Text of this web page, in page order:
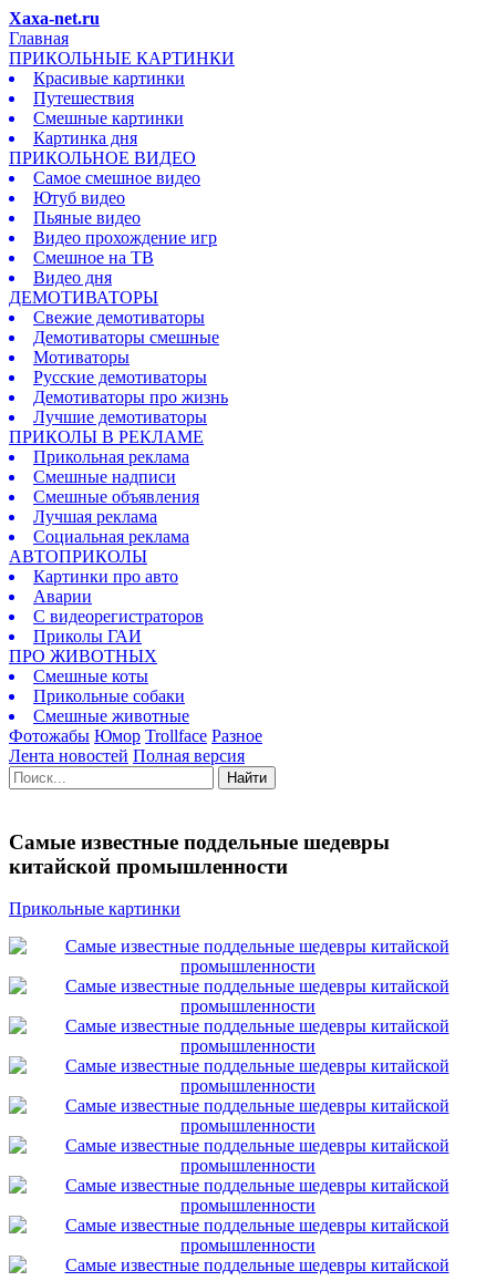
Xaxa-net.ru
Главная
ПРИКОЛЬНЫЕ КАРТИНКИ
Красивые картинки
Путешествия
Смешные картинки
Картинка дня
ПРИКОЛЬНОЕ ВИДЕО
Самое смешное видео
Ютуб видео
Пьяные видео
Видео прохождение игр
Смешное на ТВ
Видео дня
ДЕМОТИВАТОРЫ
Свежие демотиваторы
Демотиваторы смешные
Мотиваторы
Русские демотиваторы
Демотиваторы про жизнь
Лучшие демотиваторы
ПРИКОЛЫ В РЕКЛАМЕ
Прикольная реклама
Смешные надписи
Смешные объявления
Лучшая реклама
Социальная реклама
АВТОПРИКОЛЫ
Картинки про авто
Аварии
С видеорегистраторов
Приколы ГАИ
ПРО ЖИВОТНЫХ
Смешные коты
Прикольные собаки
Смешные животные
Фотожабы Юмор Trollface Разное
Лента новостей Полная версия
Найти
Самые известные поддельные шедевры
китайской промышленности
Прикольные картинки